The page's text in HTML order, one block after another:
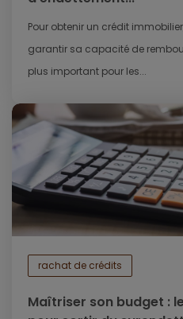
Pour obtenir un crédit
garantir sa capacité de
plus important pour les...
rachat de crédits
Maîtriser son budget :